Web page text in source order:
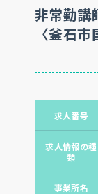
非常勤講
〈釜石
求人番号
求人情報の種
類
事業所名